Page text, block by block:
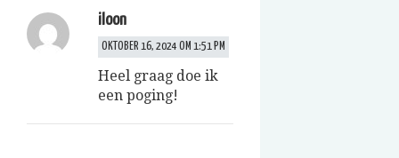
iloon
OKTOBER 16, 2024 OM 1:51 PM
Heel graag doe ik
een poging!